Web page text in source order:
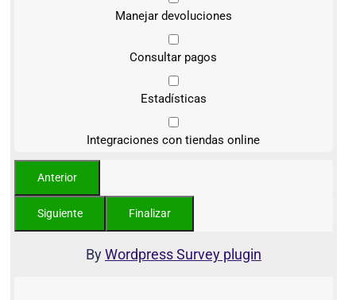
Manejar devoluciones
Consultar pagos
Estadísticas
Integraciones con tiendas online
ByWordpress Survey plugin